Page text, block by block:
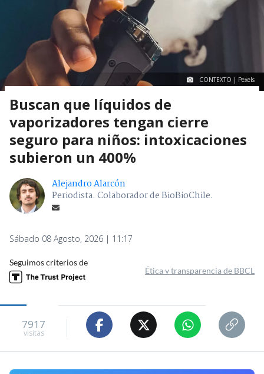
CONTEXTO | Pexels
Buscan que líquidos de
vaporizadores tengan cierre
seguro para niños: intoxicaciones
subieron un 400%
Alejandro Alarcón
Periodista. Colaborador de BioBioChile.
Sábado 08 Agosto, 2026 | 11:17
Seguimos criterios de
Ética y transparencia de BBCL
7917
visitas